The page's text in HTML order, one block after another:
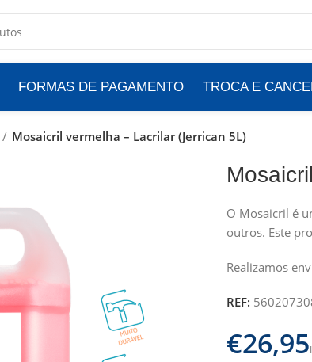
FORMAS DE PAGAMENTO TROCA E
Mosaicril vermelha – Lacrilar (Jerrican 5L)
O Mosaicril é
outros. Este
Realizamos
REF:
€